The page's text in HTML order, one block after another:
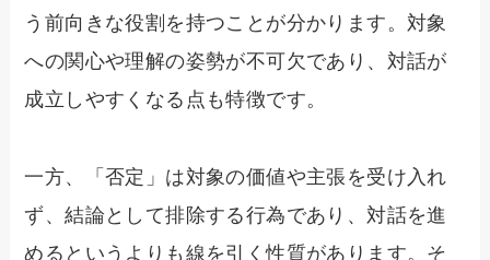
う前向きな役割を持つことが分かります。対象
への関心や理解の姿勢が不可欠であり、対話が
成立しやすくなる点も特徴です。
一方、「否定」は対象の価値や主張を受け入れ
ず、結論として排除する行為であり、対話を進
めるというよりも線を引く性質があります。そ